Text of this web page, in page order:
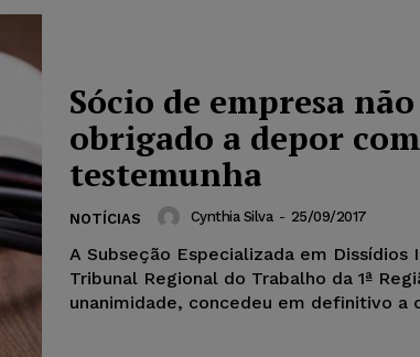
Sócio de empresa não
obrigado a depor
testemunha
NOTÍCIAS Cynthia Silva - 25/09/2017
A Subseção Especializada em Dissídios
Tribunal Regional do Trabalho da 1ª
unanimidade, concedeu em definitivo a